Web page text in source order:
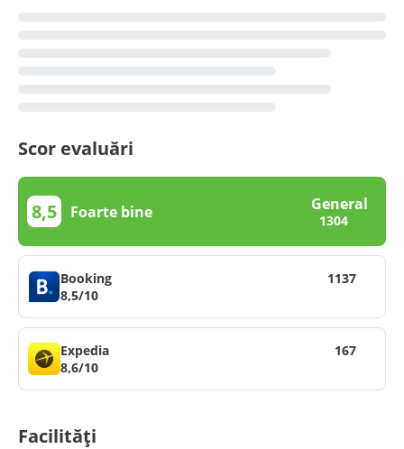
Scor evaluări
8,5 Foarte bine General
1304
Booking
8,5/10
1137
Expedia
8,6/10
167
Facilități